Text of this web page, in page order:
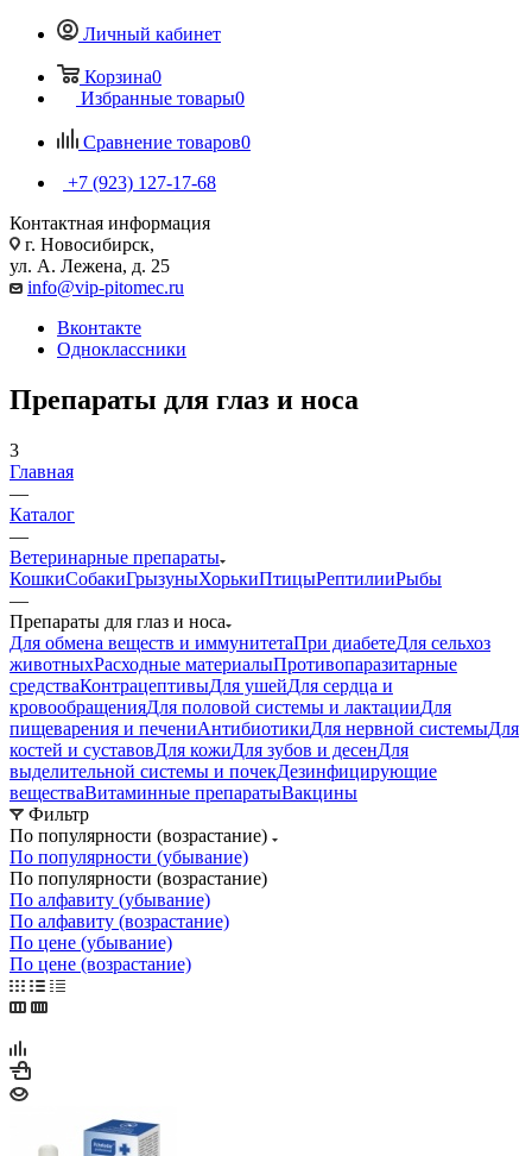
Личный кабинет
Корзина0
Избранные товары0
Сравнение товаров0
+7 (923) 127-17-68
Контактная информация
г. Новосибирск,
ул. А. Лежена, д. 25
info@vip-pitomec.ru
Вконтакте
Одноклассники
Препараты для глаз и носа
3
Главная
—
Каталог
—
Ветеринарные препараты
КошкиСобакиГрызуныХорькиПтицыРептилииРыбы
—
Препараты для глаз и носа
Для обмена веществ и иммунитетаПри диабетеДля сельхоз
животныхРасходные материалыПротивопаразитарные
средстваКонтрацептивыДля ушейДля сердца и
кровообращенияДля половой системы и лактацииДля
пищеварения и печениАнтибиотикиДля нервной системыДля
костей и суставовДля кожиДля зубов и десенДля
выделительной системы и почекДезинфицирующие
веществаВитаминные препаратыВакцины
Фильтр
По популярности (возрастание)
По популярности (убывание)
По популярности (возрастание)
По алфавиту (убывание)
По алфавиту (возрастание)
По цене (убывание)
По цене (возрастание)